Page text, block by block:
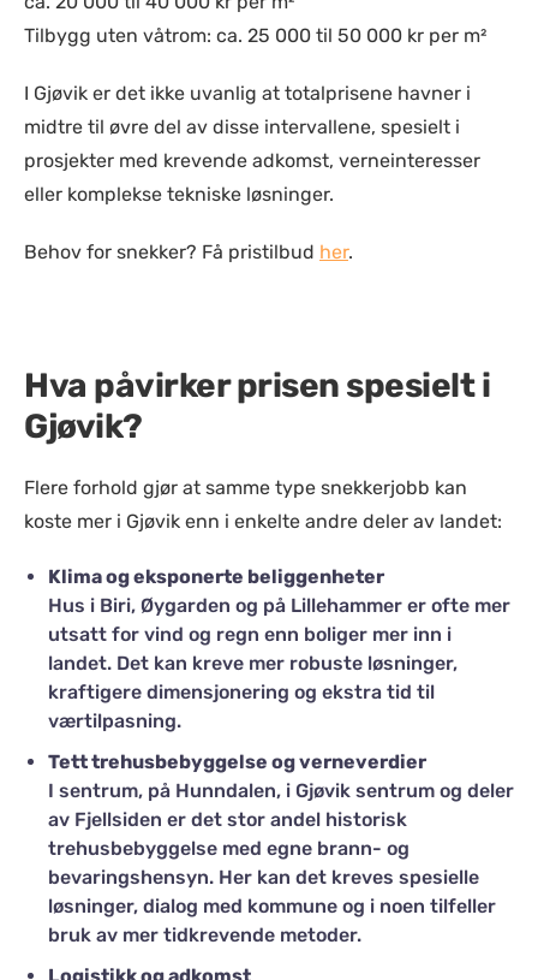
Tilbygg uten våtrom: ca. 25 000 til 50 000 kr per m²
I Gjøvik er det ikke uvanlig at totalprisene havner i
midtre til øvre del av disse intervallene, spesielt i
prosjekter med krevende adkomst, verneinteresser
eller komplekse tekniske løsninger.
Behov for snekker? Få pristilbud her.
Hva påvirker prisen spesielt i
Gjøvik?
Flere forhold gjør at samme type snekkerjobb kan
koste mer i Gjøvik enn i enkelte andre deler av landet:
Klima og eksponerte beliggenheter
Hus i Biri, Øygarden og på Lillehammer er ofte mer
utsatt for vind og regn enn boliger mer inn i
landet. Det kan kreve mer robuste løsninger,
kraftigere dimensjonering og ekstra tid til
værtilpasning.
Tett trehusbebyggelse og verneverdier
I sentrum, på Hunndalen, i Gjøvik sentrum og deler
av Fjellsiden er det stor andel historisk
trehusbebyggelse med egne brann- og
bevaringshensyn. Her kan det kreves spesielle
løsninger, dialog med kommune og i noen tilfeller
bruk av mer tidkrevende metoder.